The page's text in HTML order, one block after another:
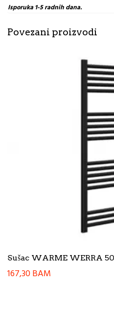
Isporuka 1-5 radnih dana.
Povezani proizvodi
Sušac WARME WERRA
167,30BAM